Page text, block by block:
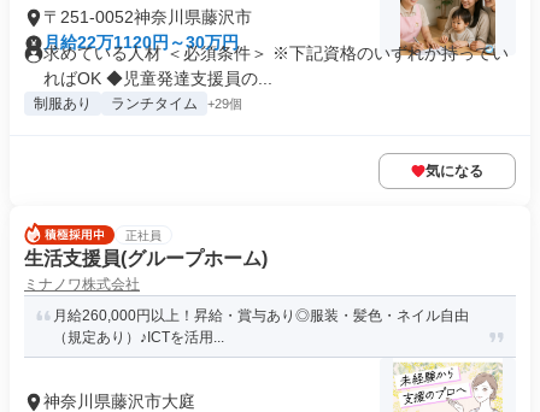
〒251-0052神奈川県藤沢市
月給22万1120円～30万円
求めている人材 ＜必須条件＞ ※下記資格のいずれか持ってい
ればOK ◆児童発達支援員の...
制服あり ランチタイム +29個
気になる
正社員
生活支援員(グループホーム)
ミナノワ株式会社
月給260,000円以上！昇給・賞与あり◎服装・髪色・ネイル自由
（規定あり）♪ICTを活用...
神奈川県藤沢市大庭